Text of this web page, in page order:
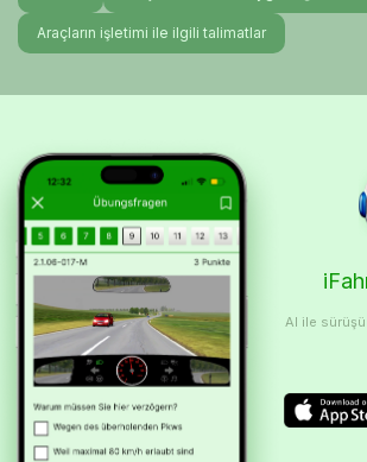
Araçların işletimi ile ilgili talimatlar
AI ile sürüşü